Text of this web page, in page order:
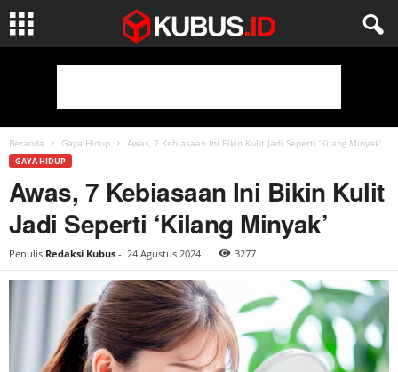
Beranda Gaya Hidup Awas, 7 Kebiasaan Ini Bikin Kulit Jadi Seperti ‘Kilang Minyak’
GAYA HIDUP
Awas, 7 Kebiasaan Ini Bikin Kulit
Jadi Seperti ‘Kilang Minyak’
Penulis Redaksi Kubus - 24 Agustus 2024 3277